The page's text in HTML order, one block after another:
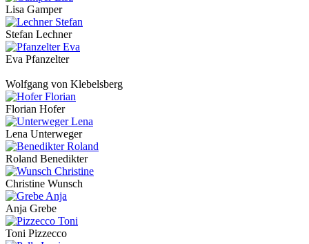
Lisa Gamper
Stefan Lechner
Eva Pfanzelter
Wolfgang von Klebelsberg
Florian Hofer
Lena Unterweger
Roland Benedikter
Christine Wunsch
Anja Grebe
Toni Pizzecco